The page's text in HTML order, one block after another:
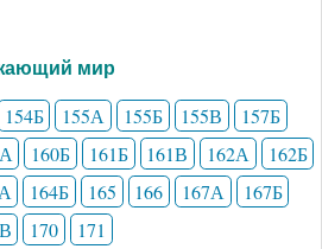
мир
154Б 155А 155Б 155В
157Б
160Б 161Б 161В 162А
162Б
164Б 165 166 167А
167Б
170 171